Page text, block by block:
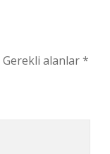
Gerekli alanlar*